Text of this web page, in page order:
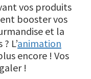
vos produits
booster vos
et la
L’animation
encore ! Vos
!